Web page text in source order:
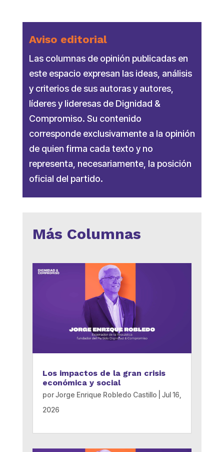
Aviso editorial
Las columnas de opinión publicadas en
este espacio expresan las ideas, análisis
y criterios de sus autoras y autores,
líderes y lideresas de Dignidad &
Compromiso. Su contenido
corresponde exclusivamente a la opinión
de quien firma cada texto y no
representa, necesariamente, la posición
oficial del partido.
Más Columnas
Los impactos de la gran crisis
económica y social
porJorge Enrique Robledo Castillo
Jul 16,
2026